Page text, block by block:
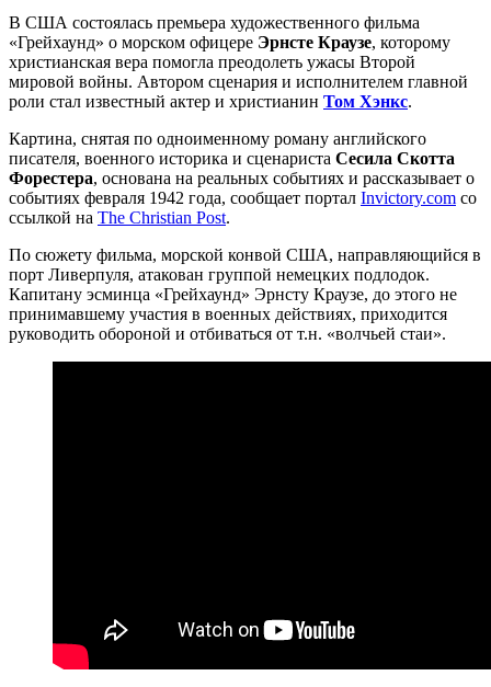
В США состоялась премьера художественного фильма
«Грейхаунд» о морском офицере Эрнсте Краузе, которому
христианская вера помогла преодолеть ужасы Второй
мировой войны. Автором сценария и исполнителем главной
роли стал известный актер и христианин Том Хэнкс.
Картина, снятая по одноименному роману английского
писателя, военного историка и сценариста Сесила Скотта
Форестера, основана на реальных событиях и рассказывает о
событиях февраля 1942 года, сообщает портал Invictory.com со
ссылкой на The Christian Post.
По сюжету фильма, морской конвой США, направляющийся в
порт Ливерпуля, атакован группой немецких подлодок.
Капитану эсминца «Грейхаунд» Эрнсту Краузе, до этого не
принимавшему участия в военных действиях, приходится
руководить обороной и отбиваться от т.н. «волчьей стаи».